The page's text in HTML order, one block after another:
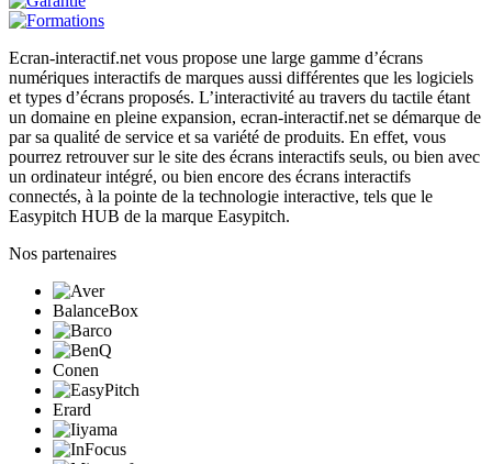
Ecran-interactif.net vous propose une large gamme d’écrans
numériques interactifs de marques aussi différentes que les logiciels
et types d’écrans proposés. L’interactivité au travers du tactile étant
un domaine en pleine expansion, ecran-interactif.net se démarque de
par sa qualité de service et sa variété de produits. En effet, vous
pourrez retrouver sur le site des écrans interactifs seuls, ou bien avec
un ordinateur intégré, ou bien encore des écrans interactifs
connectés, à la pointe de la technologie interactive, tels que le
Easypitch HUB de la marque Easypitch.
Nos partenaires
BalanceBox
Conen
Erard